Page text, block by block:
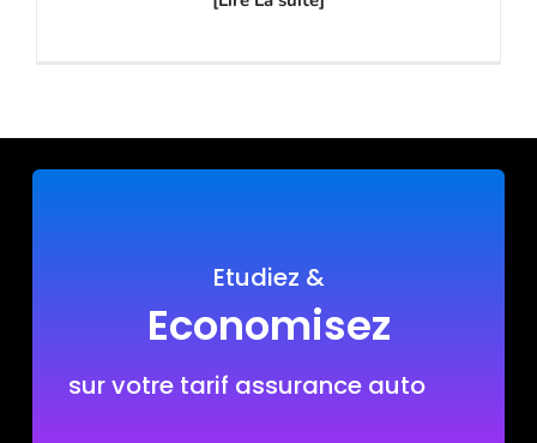
Etudiez &
Economisez
sur votre tarif assurance auto